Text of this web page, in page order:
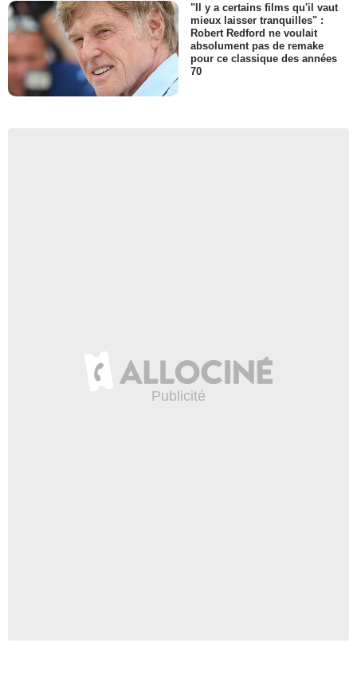
"Il y a certains films qu'il vaut
mieux laisser tranquilles" :
Robert Redford ne voulait
absolument pas de remake
pour ce classique des années
70